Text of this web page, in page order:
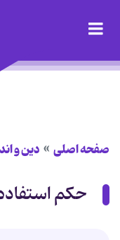
صفحه اصلی دین و
حکم استفاده